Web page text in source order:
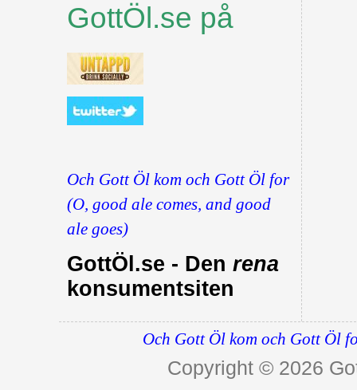
GottÖl.se på
Och Gott Öl kom och Gott Öl for
(O, good ale comes, and good
ale goes)
GottÖl.se - Den rena
konsumentsiten
Och Gott Öl kom och Gott Öl
Copyright © 2026